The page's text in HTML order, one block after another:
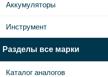
Аккумуляторы
Инструмент
Разделы все марки
Каталог аналогов